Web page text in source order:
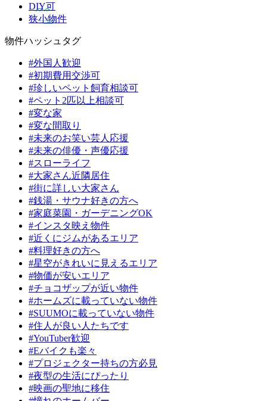
DIY可
狭小物件
物件ハッシュタグ
#外国人歓迎
#初期費用交渉可
#珍しいペット飼育相談可
#ペット2匹以上相談可
#変な家
#変な間取り
#未来のお笑い芸人応援
#未来の俳優・声優応援
#スローライフ
#大家さん近隣居住
#街に詳しい大家さん
#銭湯・サウナ好きの方へ
#家庭菜園・ガーデニングOK
#インスタ映え物件
#近くにジムがあるエリア
#料理好きの方へ
#星空がきれいに見えるエリア
#物価が安いエリア
#チョコザップが近い物件
#ホームズに載っていない物件
#SUUMOに載っていない物件
#住人が良い人たちです
#YouTuber歓迎
#Eバイクも楽々
#プロジェクター持ちの方必見
#夜型の生活にぴったり
#映画の聖地に移住